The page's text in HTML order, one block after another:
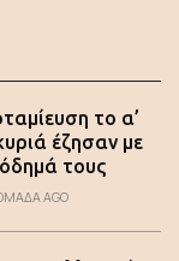
το α’
έζησαν με
τους
AGO